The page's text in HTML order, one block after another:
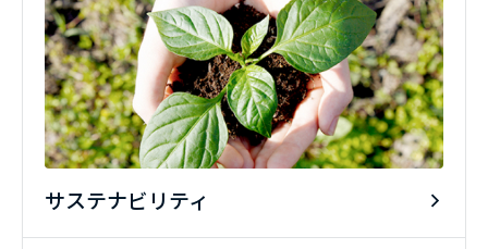
サステナビリティ